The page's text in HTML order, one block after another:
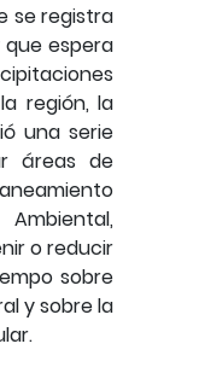
se registra
que espera
región, la
una serie
áreas de
o reducir
sobre
y sobre la